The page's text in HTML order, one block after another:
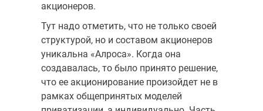
акционеров.
Тут надо отметить, что не только своей
структурой, но и составом акционеров
уникальна «Алроса». Когда она
создавалась, то было принято решение,
что ее акционирование произойдет не в
рамках общепринятых моделей